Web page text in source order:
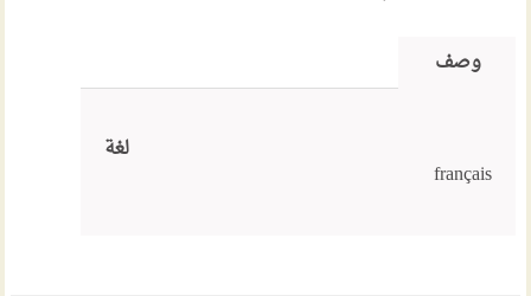
وصف
لغة
français